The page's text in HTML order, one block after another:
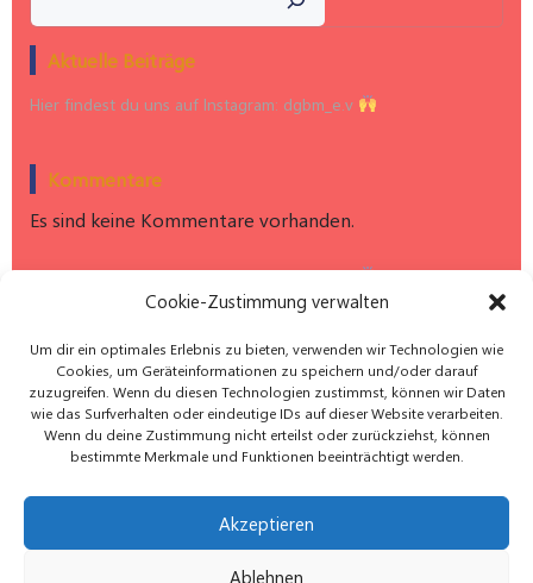
Cookie-Zustimmung verwalten
Um dir ein optimales Erlebnis zu bieten, verwenden wir Technologien wie
Cookies, um Geräteinformationen zu speichern und/oder darauf
zuzugreifen. Wenn du diesen Technologien zustimmst, können wir Daten
wie das Surfverhalten oder eindeutige IDs auf dieser Website verarbeiten.
Wenn du deine Zustimmung nicht erteilst oder zurückziehst, können
bestimmte Merkmale und Funktionen beeinträchtigt werden.
Akzeptieren
Ablehnen
Aktuelle Beiträge
Hier findest du uns auf Instagram: dgbm_e.v
Kommentare
Es sind keine Kommentare vorhanden.
Hier findest du uns auf Instagram: dgbm_e.v
Impressum